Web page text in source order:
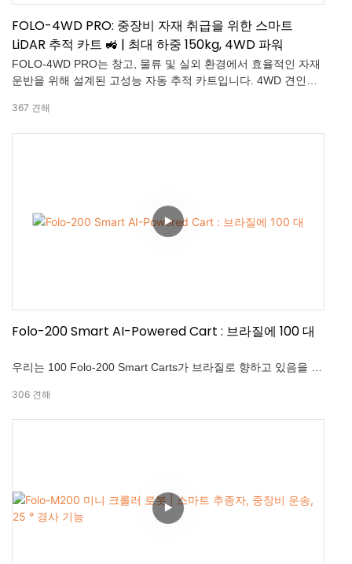
FOLO-4WD PRO: 중장비 자재 취급을 위한 스마트
LiDAR 추적 카트 🚜 | 최대 하중 150kg, 4WD 파워
FOLO-4WD PRO는 창고, 물류 및 실외 환경에서 효율적인 자재
운반을 위해 설계된 고성능 자동 추적 카트입니다. 4WD 견인력
한 작동을 보장합니다. 추적 거리 조절, 원격 제어, 그리고 150kg
의 적재 용량을 통해 생산성을 높이고 수작업을 줄이도록 설계되
367 견해
Folo-200 Smart AI-Powered Cart : 브라질에 100 대
우리는 100 Folo-200 Smart Carts가 브라질로 향하고 있음을 발
신뢰가 커지는 것을 강조합니다. Folo-200은 최대 100kg을 쉽게
운반 할 수있는 강력한화물 트롤리입니다. AI 기반 무선 팔로우
306 견해